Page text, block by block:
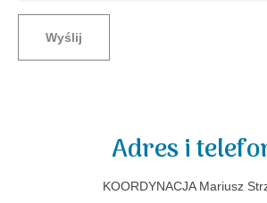
Wyślij
Adres i
KOORDYNACJA Mariusz